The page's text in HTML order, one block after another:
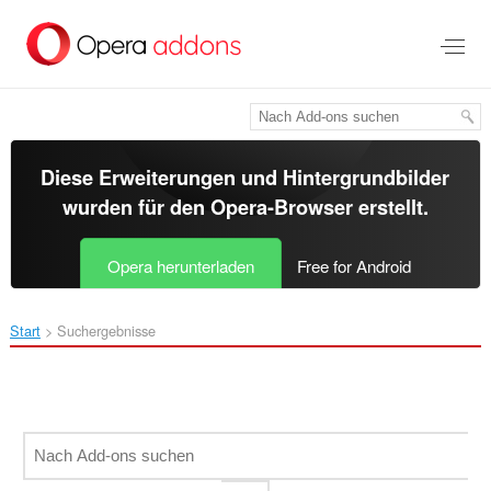
Hauptinhalt
springen
Diese Erweiterungen und Hintergrundbilder
wurden für den Opera-Browsererstellt.
Opera herunterladen Free for Android
Start Suchergebnisse